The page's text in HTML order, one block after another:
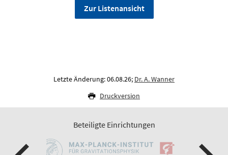
Zur Listenansicht
Letzte Änderung: 06.08.26; Dr. A. Wanner
Druckversion
Beteiligte Einrichtungen